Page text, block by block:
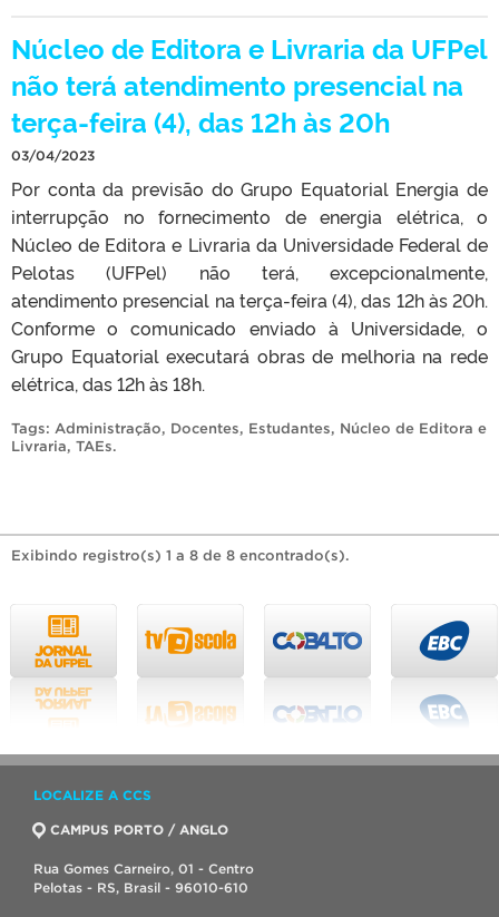
Núcleo de Editora e Livraria da UFPel
não terá atendimento presencial na
terça-feira (4), das 12h às 20h
03/04/2023
Por conta da previsão do Grupo Equatorial Energia de
interrupção no fornecimento de energia elétrica, o
Núcleo de Editora e Livraria da Universidade Federal de
Pelotas (UFPel) não terá, excepcionalmente,
atendimento presencial na terça-feira (4), das 12h às 20h.
Conforme o comunicado enviado à Universidade, o
Grupo Equatorial executará obras de melhoria na rede
elétrica, das 12h às 18h.
Tags: Administração, Docentes, Estudantes, Núcleo de Editora e
Livraria, TAEs.
Exibindo registro(s) 1 a 8 de 8 encontrado(s).
LOCALIZE A CCS
CAMPUS PORTO / ANGLO
Rua Gomes Carneiro, 01 - Centro
Pelotas - RS, Brasil - 96010-610